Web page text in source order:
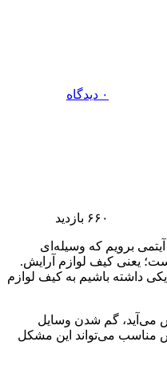
۰ دیدگاه
۶۶۰ بازدید
برویم که وسیله‌ای
یعنی کیف لوازم آرایش.
داشته باشیم به کیف لوازم
می‌آید، گم شدن وسایل
مناسب می‌تواند این مشکل